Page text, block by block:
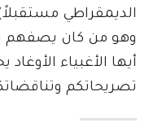
الديمقراطي
وهو من كان يصفهم
أيها الأغبياء
تصريحاتكم